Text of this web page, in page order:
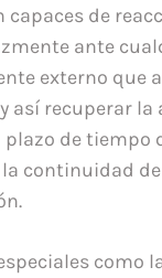
capaces de
ante
externo que
así recuperar la
de tiempo
continuidad
como